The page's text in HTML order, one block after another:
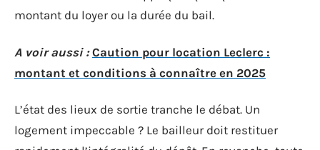
montant du loyer ou la durée du bail.
A voir aussi : Caution pour location Leclerc :
montant et conditions à connaître en 2025
L’état des lieux de sortie tranche le débat. Un
logement impeccable ? Le bailleur doit restituer